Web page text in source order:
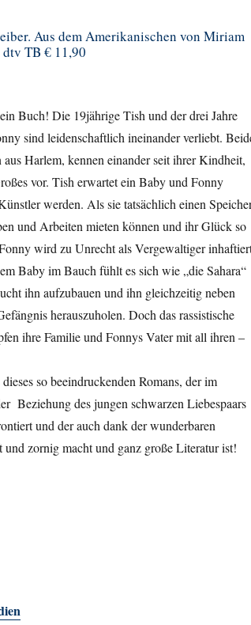
Aus dem Amerikanischen von Miriam
TB € 11,90
Buch! Die 19jährige Tish und der drei Jahre
sind leidenschaftlich ineinander verliebt.
aus Harlem, kennen einander seit ihrer Kindheit,
vor. Tish erwartet ein Baby und Fonny
werden. Als sie tatsächlich einen
und Arbeiten mieten können und ihr Glück so
wird zu Unrecht als Vergewaltiger
Baby im Bauch fühlt es sich wie „die Sahara“
ihn aufzubauen und ihn gleichzeitig neben
herauszuholen. Doch das rassistische
ihre Familie und Fonnys Vater mit all ihren –
so beeindruckenden Romans, der im
Beziehung des jungen schwarzen Liebespaars
und der auch dank der wunderbaren
zornig macht und ganz große Literatur ist!